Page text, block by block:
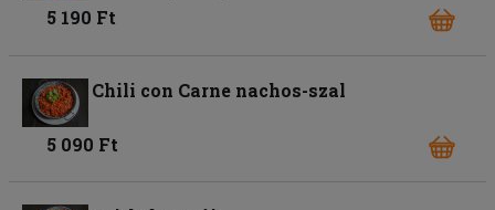
5 190 Ft
Chili con Carne nachos-szal
5 090 Ft